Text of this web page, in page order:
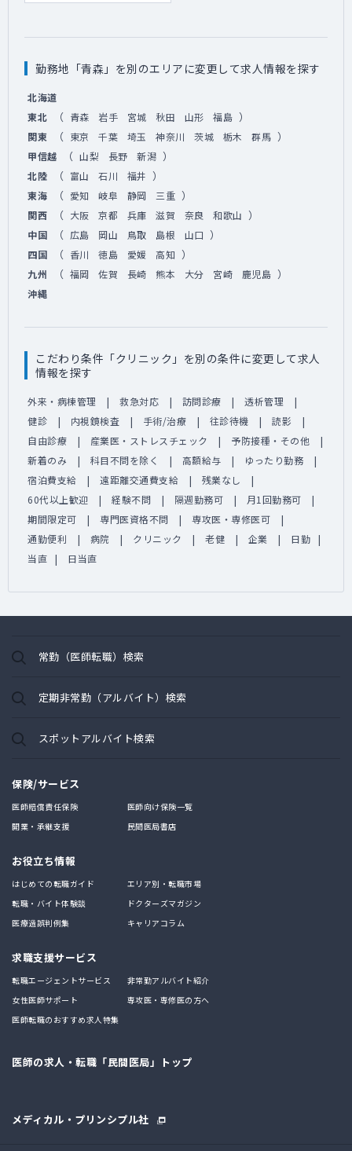
勤務地「青森」を別のエリアに変更して求人情報を探す
北海道
東北
（ 青森 岩手 宮城 秋田 山形 福島 ）
関東 （ 東京 千葉 埼玉 神奈川 茨城 栃木 群馬 ）
甲信越 （ 山梨 長野 新潟 ）
北陸 （ 富山 石川 福井 ）
東海 （ 愛知 岐阜 静岡 三重 ）
関西 （ 大阪 京都 兵庫 滋賀 奈良 和歌山 ）
中国 （ 広島 岡山 鳥取 島根 山口 ）
四国 （ 香川 徳島 愛媛 高知 ）
九州 （ 福岡 佐賀 長崎 熊本 大分 宮崎 鹿児島 ）
沖縄
こだわり条件「クリニック」を別の条件に変更して求人
情報を探す
外来・病棟管理 救急対応 訪問診療
透析管理
健診
内視鏡検査 手術/治療 往診待機
読影
自由診療
産業医・ストレスチェック
予防接種・その他
新着のみ
科目不問を除く 高額給与
ゆったり勤務
宿泊費支給
遠距離交通費支給
残業なし
60代以上歓迎
経験不問 隔週勤務可
月1回勤務可
期間限定可
専門医資格不問
専攻医・専修医可
通勤便利
病院 クリニック 老健 企業
日勤
当直
日当直
常勤（医師転職）検索
定期非常勤（アルバイト）検索
スポットアルバイト検索
保険/サービス
医師賠償責任保険
医師向け保険一覧
開業・承継支援
民間医局書店
お役立ち情報
はじめての転職ガイド
エリア別・転職市場
転職・バイト体験談
ドクターズマガジン
医療過誤判例集
キャリアコラム
求職支援サービス
転職エージェントサービス
非常勤アルバイト紹介
女性医師サポート
専攻医・専修医の方へ
医師転職のおすすめ求人特集
医師の求人・転職「民間医局」トップ
メディカル・プリンシプル社